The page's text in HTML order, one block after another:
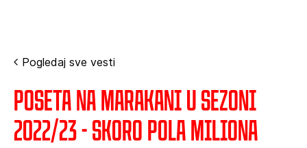
Pogledaj sve vesti
Poseta na Marakani u sezoni
2022/23 - skoro pola miliona